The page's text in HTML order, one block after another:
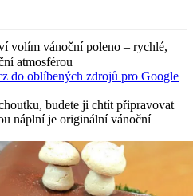
volím vánoční poleno – rychlé,
atmosférou
do oblíbených zdrojů pro Google
budete ji chtít připravovat
náplní je originální vánoční